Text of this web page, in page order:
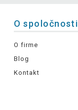
O spoločnosti
O firme
Blog
Kontakt